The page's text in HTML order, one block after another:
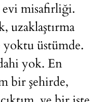
evi misafirliği.
uzaklaştırma
üstümde.
yok. En
bir şehirde,